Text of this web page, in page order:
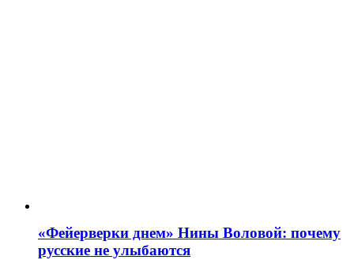
«Фейерверки днем» Нины Воловой: почему
русские не улыбаются